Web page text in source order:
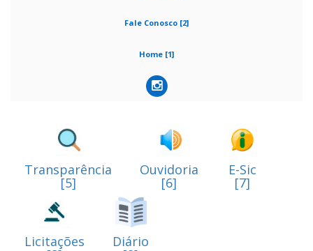
Fale Conosco [2]
Home [1]
Transparência
[5]
Ouvidoria
[6]
E-Sic
[7]
Licitações Diário